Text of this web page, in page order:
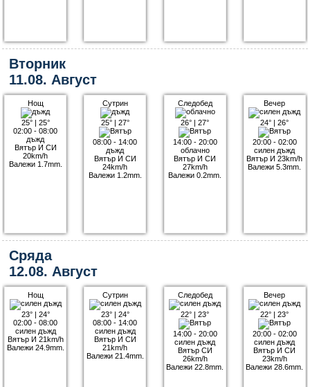
Вторник
11.08. Август
Нощ
25°| 25°
02:00 - 08:00
дъжд
Вятър И СИ
20km/h
Валежи 1.7mm.
Сутрин
25°| 27°
08:00 - 14:00
дъжд
Вятър И СИ
24km/h
Валежи 1.2mm.
Следобед
26° |27°
14:00 - 20:00
облачно
Вятър И СИ
27km/h
Валежи 0.2mm.
Вечер
24° |26°
20:00 - 02:00
силен дъжд
Вятър И 23km/h
Валежи 5.3mm.
Сряда
12.08. Август
Нощ
23°| 24°
02:00 - 08:00
силен дъжд
Вятър И 21km/h
Валежи 24.9mm.
Сутрин
23°| 24°
08:00 - 14:00
силен дъжд
Вятър И СИ
21km/h
Валежи 21.4mm.
Следобед
22° |23°
14:00 - 20:00
силен дъжд
Вятър СИ
26km/h
Валежи 22.8mm.
Вечер
22° |23°
20:00 - 02:00
силен дъжд
Вятър И СИ
23km/h
Валежи 28.6mm.